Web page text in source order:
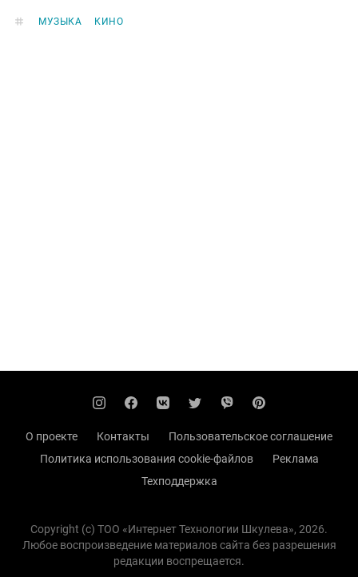
МУЗЫКА КИНО
О проекте Контакты
Пользовательское соглашение
Политика использования cookie-файлов
Реклама
Техподдержка
Copyright (с) TOO «Интернет Технологии Шкулева», 2026.
Любое воспроизведение материалов сайта без разрешения
редакции воспрещается.